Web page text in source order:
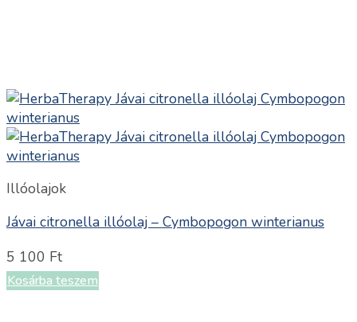
Illóolajok
Jávai citronella illóolaj – Cymbopogon winterianus
5 100 Ft
Kosárba teszem